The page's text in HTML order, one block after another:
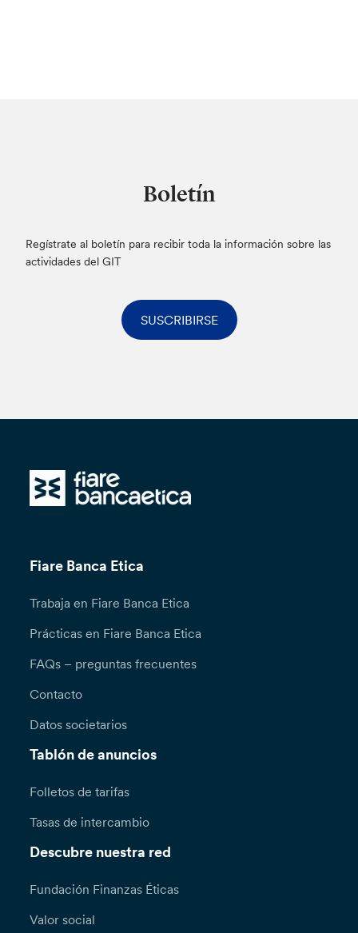
Boletín
Regístrate al boletín para recibir toda la información sobre las
actividades del GIT
SUSCRIBIRSE
Fiare Banca Etica
Trabaja en Fiare Banca Etica
Prácticas en Fiare Banca Etica
FAQs – preguntas frecuentes
Contacto
Datos societarios
Tablón de anuncios
Folletos de tarifas
Tasas de intercambio
Descubre nuestra red
Fundación Finanzas Éticas
Valor social